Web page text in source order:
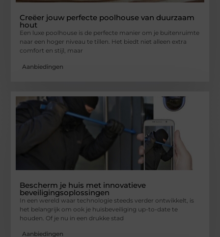
Creëer jouw perfecte poolhouse van duurzaam
hout
Een luxe poolhouse is de perfecte manier om je buitenruimte
naar een hoger niveau te tillen. Het biedt niet alleen extra
comfort en stijl, maar
Aanbiedingen
Bescherm je huis met innovatieve
beveiligingsoplossingen
In een wereld waar technologie steeds verder ontwikkelt, is
het belangrijk om ook je huisbeveiliging up-to-date te
houden. Of je nu in een drukke stad
Aanbiedingen